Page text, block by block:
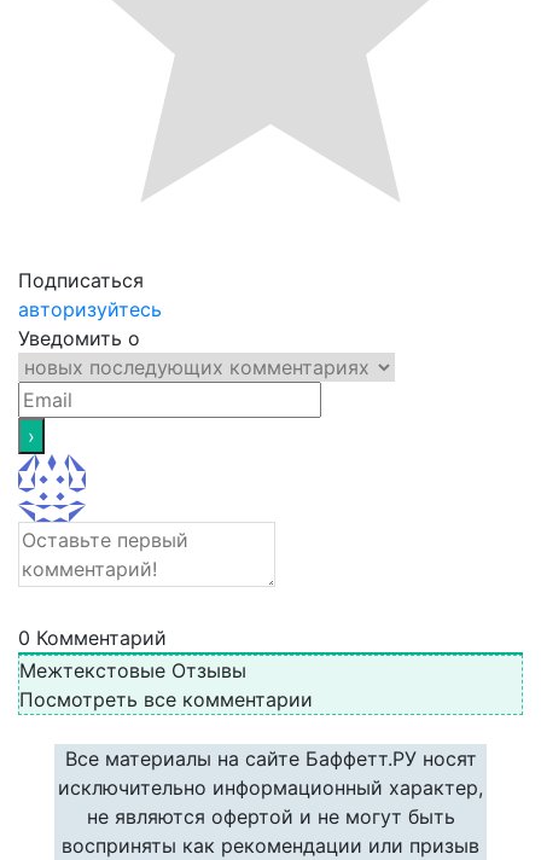
Подписаться
авторизуйтесь
Уведомить о
0 Комментарий
Межтекстовые Отзывы
Посмотреть все комментарии
Все материалы на сайте Баффетт.РУ носят
исключительно информационный характер,
не являются офертой и не могут быть
восприняты как рекомендации или призыв